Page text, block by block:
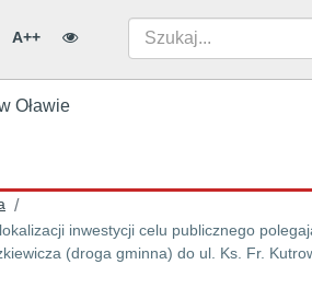
A++
Oławie
/
inwestycji celu publicznego
(droga gminna) do ul. Ks. Fr.